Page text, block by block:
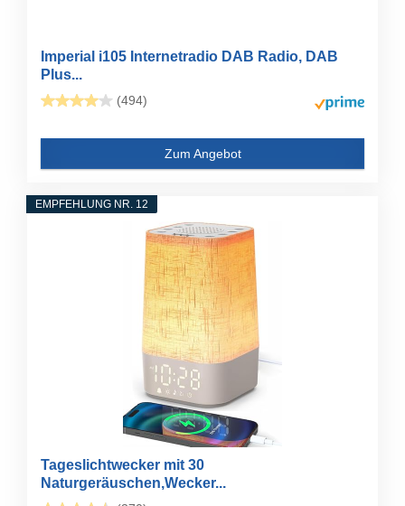
Imperial i105 Internetradio DAB Radio, DAB
Plus...
(494)
Zum Angebot
EMPFEHLUNG NR. 12
Tageslichtwecker mit 30
Naturgeräuschen,Wecker...